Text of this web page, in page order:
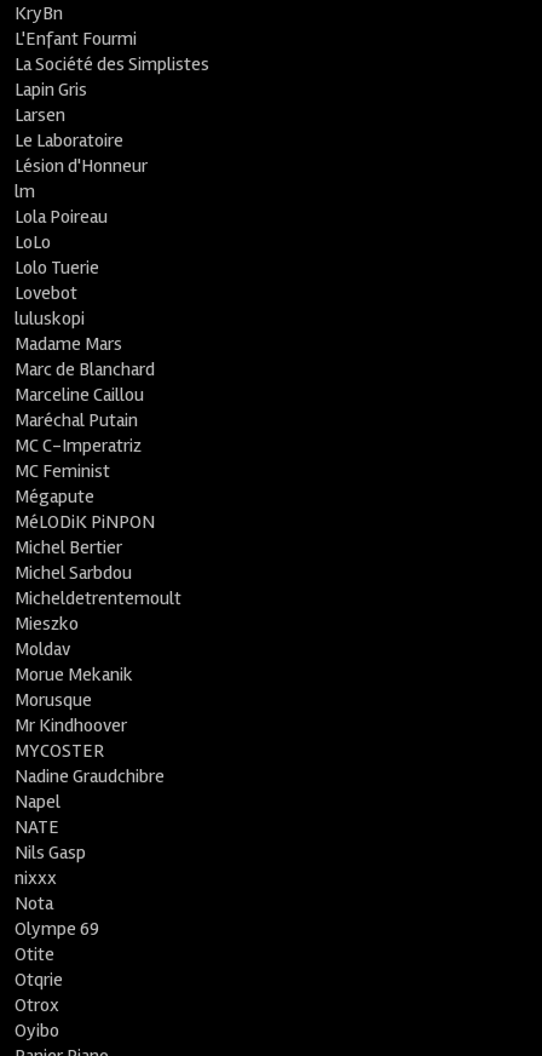
KryBn
L'Enfant Fourmi
La Société des Simplistes
Lapin Gris
Larsen
Le Laboratoire
Lésion d'Honneur
lm
Lola Poireau
LoLo
Lolo Tuerie
Lovebot
luluskopi
Madame Mars
Marc de Blanchard
Marceline Caillou
Maréchal Putain
MC C-Imperatriz
MC Feminist
Mégapute
MéLODiK PiNPON
Michel Bertier
Michel Sarbdou
Micheldetrentemoult
Mieszko
Moldav
Morue Mekanik
Morusque
Mr Kindhoover
MYCOSTER
Nadine Graudchibre
Napel
NATE
Nils Gasp
nixxx
Nota
Olympe 69
Otite
Otqrie
Otrox
Oyibo